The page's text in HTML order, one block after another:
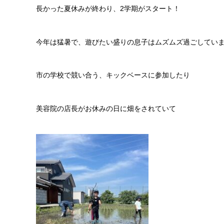
長かった夏休みが終わり、2学期がスタート！
今年は猛暑で、遊びたい盛りの息子はムズムズ過ごしてい
市の学校で競い合う、キックベースに参加したり
美容院の店長がお休みの日に畑をされていて